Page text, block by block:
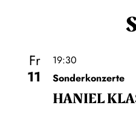
Fr
11
19:30
Sonderkonzerte
HANIEL